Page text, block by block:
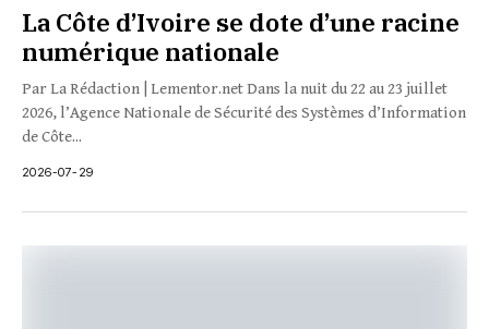
La Côte d’Ivoire se dote d’une racine
numérique nationale
Par La Rédaction | Lementor.net Dans la nuit du 22 au 23 juillet
2026, l’Agence Nationale de Sécurité des Systèmes d’Information
de Côte...
2026-07-29